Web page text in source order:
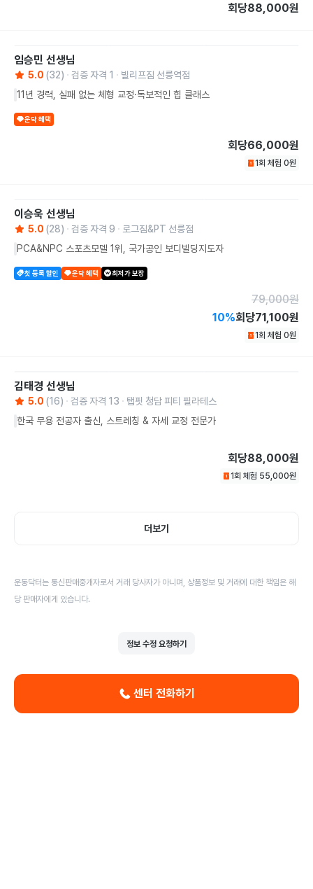
회당88,000원
임승민 선생님
5.0 (32) 검증 자격 1
빌리프짐 선릉역점
11년 경력, 실패 없는 체형 교정·독보적인 힙 클래스
운닥 혜택
회당66,000원
1회 체험 0원
이승욱 선생님
5.0 (28) 검증 자격 9
로그짐&PT 선릉점
PCA&NPC 스포츠모델 1위, 국가공인 보디빌딩지도자
첫 등록 할인 운닥 혜택 최저가 보장
79,000원
10%회당71,100원
1회 체험 0원
김태경 선생님
5.0 (16) 검증 자격 13
탭핏 청담 피티 필라테스
한국 무용 전공자 출신, 스트레칭 & 자세 교정 전문가
회당88,000원
1회 체험 55,000원
더보기
운동닥터는 통신판매중개자로서 거래 당사자가 아니며, 상품정보 및 거래에 대한 책임은 해
당 판매자에게 있습니다.
정보 수정 요청하기
센터 전화하기